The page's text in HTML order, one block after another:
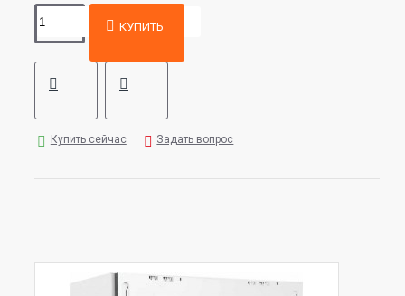
КУПИТЬ
Купить сейчас Задать вопрос